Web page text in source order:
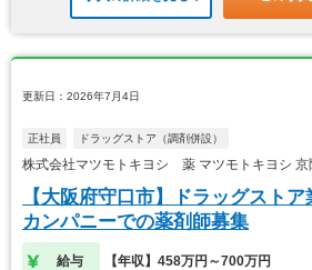
更新日：2026年7月4日
正社員 ドラッグストア（調剤併設）
株式会社マツモトキヨシ 薬 マツモトキヨシ 京
【大阪府守口市】ドラッグスト
カンパニーでの薬剤師募集
給与 【年収】458万円～700万円